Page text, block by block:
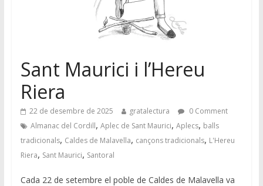
Sant Maurici i l’Hereu
Riera
22 de desembre de 2025 gratalectura
0 Comment
Almanac del Cordill, Aplec de Sant Maurici, Aplecs, balls
tradicionals, Caldes de Malavella, cançons tradicionals, L'Hereu
Riera, Sant Maurici, Santoral
Cada 22 de setembre el poble de Caldes de Malavella va